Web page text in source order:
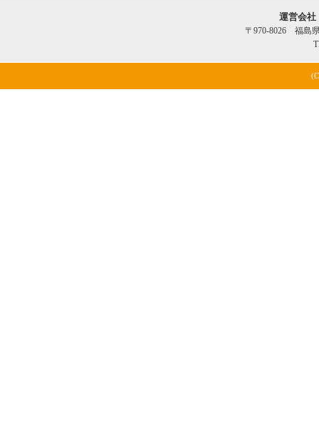
運営会
〒970-8026 福島